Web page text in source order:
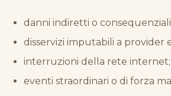
danni indiretti o
disservizi imputabili a provider
interruzioni della rete internet;
eventi straordinari o di forza